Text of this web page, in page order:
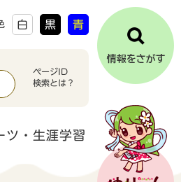
白 黒 青
ページID
検索とは？
ツ・生涯学習